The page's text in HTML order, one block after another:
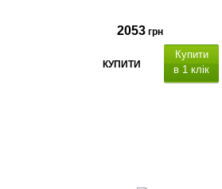
2053 грн
КУПИТИ
Купити
в 1 клік